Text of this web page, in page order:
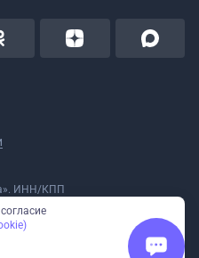
ИНН/КПП
18-006319 (Приказ № 321 от
и текстов возможно